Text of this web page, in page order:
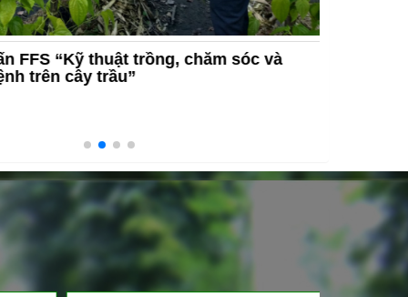
FFS “Kỹ thuật trồng, chăm sóc và
trên cây trầu”